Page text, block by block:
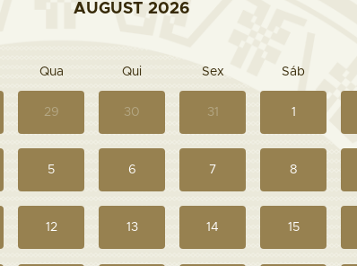
AUGUST 2026
Qua Qui Sex Sáb
29 30 31 1
5 6 7 8
12 13 14 15